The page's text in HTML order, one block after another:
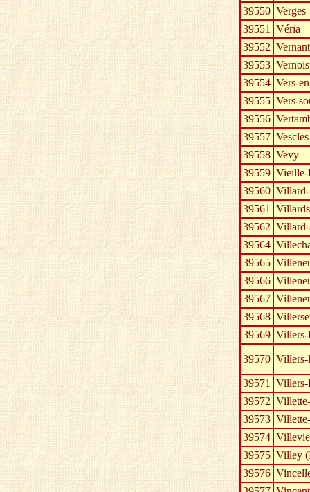
39550 Verges
39551 Véria
39552
39553
39554 Vers-
39555 Vers-
39556
39557 Vescles
39558 Vevy
39559
39560 Villard-
39561
39562
39564
39565
39566
39567
39568
39569 Villers-
39570 Villers-
39571 Villers-
39572
39573
39574
39575 Villey
39576